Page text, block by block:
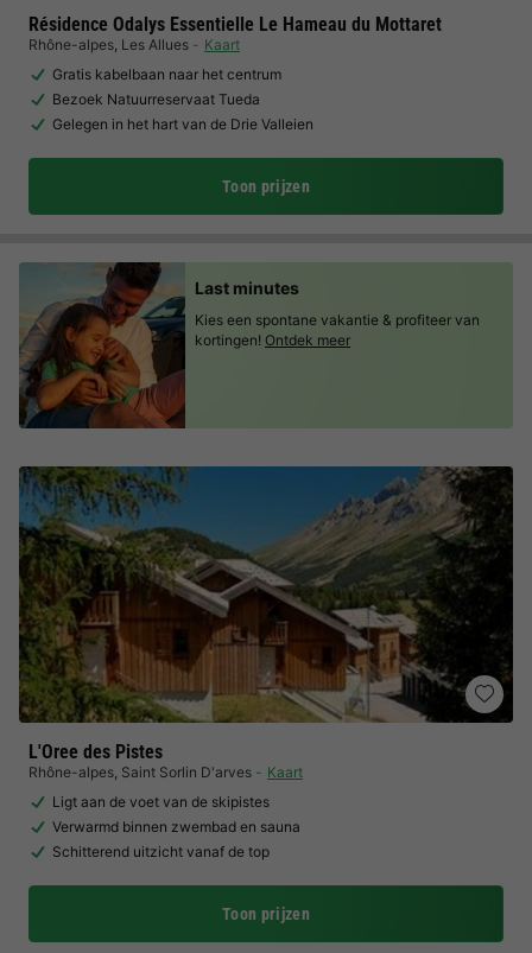
Résidence Odalys Essentielle Le Hameau du Mottaret
Rhône-alpes, Les Allues
Kaart
Gratis kabelbaan naar het centrum
Bezoek Natuurreservaat Tueda
Gelegen in het hart van de Drie Valleien
Toon prijzen
L'Oree des Pistes
Rhône-alpes, Saint Sorlin D'arves
Kaart
Ligt aan de voet van de skipistes
Verwarmd binnen zwembad en sauna
Schitterend uitzicht vanaf de top
Toon prijzen
Last minutes
Kies een spontane vakantie & profiteer van
kortingen! Ontdek meer